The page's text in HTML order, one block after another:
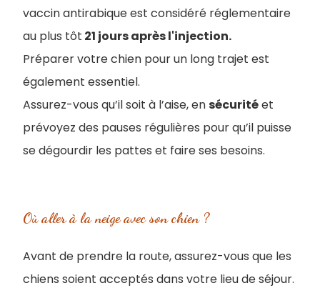
vaccin antirabique est considéré réglementaire
au plus tôt 21 jours après l'injection.
Préparer votre chien pour un long trajet est
également essentiel.
Assurez-vous qu’il soit à l’aise, ensécuritéet
prévoyez des pauses régulières pour qu’il puisse
se dégourdir les pattes et faire ses besoins.
Où aller à la neige avec son chien ?
Avant de prendre la route, assurez-vous que les
chiens soient acceptés dans votre lieu de séjour.